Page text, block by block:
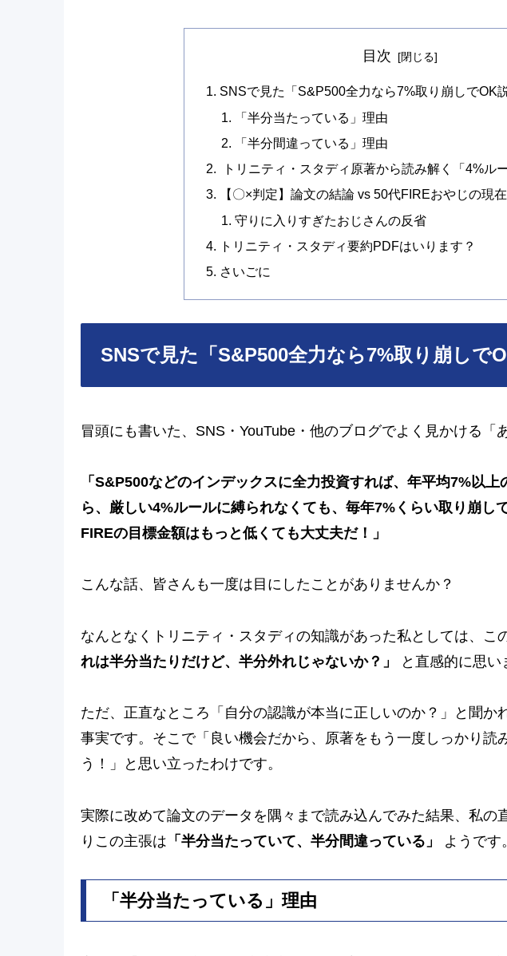
目次
SNSで見た「S&P500全力なら7%取り崩しでOK
「半分当たっている」理由
「半分間違っている」理由
トリニティ・スタディ原著から読み解く「4%ル
【〇×判定】論文の結論 vs 50代FIREおやじの現
守りに入りすぎたおじさんの反省
トリニティ・スタディ要約PDFはいります？
さいごに
SNSで見た「S&P500全力なら7%取り崩しで
冒頭にも書いた、SNS・YouTube・他のブログでよく見かける「
「S&P500などのインデックスに全力投資すれば、年平均7%以
ら、厳しい4%ルールに縛られなくても、毎年7%くらい取り崩し
FIREの目標金額はもっと低くても大丈夫だ！」
こんな話、皆さんも一度は目にしたことがありませんか？
なんとなくトリニティ・スタディの知識があった私としては、こ
れは半分当たりだけど、半分外れじゃないか？」
と直感的に思い
ただ、正直なところ「自分の認識が本当に正しいのか？」と聞か
事実です。そこで「良い機会だから、原著をもう一度しっかり読
う！」と思い立ったわけです。
実際に改めて論文のデータを隅々まで読み込んでみた結果、私の
りこの主張は 「半分当たっていて、半分間違っている」 ようです。
「半分当たっている」理由